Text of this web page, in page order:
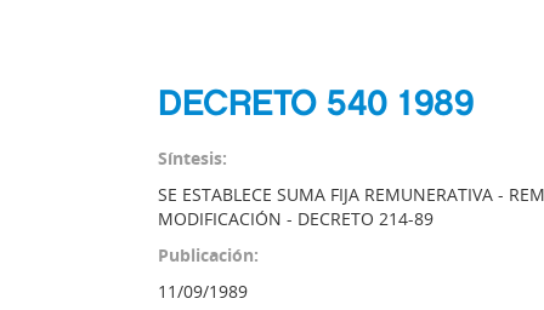
DECRETO 540 1989
Síntesis:
SE ESTABLECE SUMA FIJA REMUNERATIVA -
MODIFICACIÓN - DECRETO 214-89
Publicación:
11/09/1989